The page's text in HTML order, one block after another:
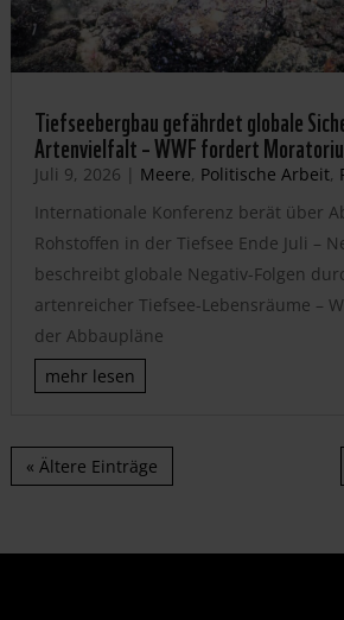
Tiefseebergbau gefährdet globale
Artenvielfalt – WWF fordert
Juli 9, 2026 | Meere, Politische Arbeit,
Internationale Konferenz berät über
Rohstoffen in der Tiefsee Ende Juli –
beschreibt globale Negativ-Folgen
artenreicher Tiefsee-Lebensräume –
der Abbaupläne
mehr lesen
« Ältere Einträge